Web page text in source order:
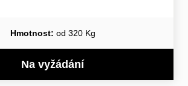
Hmotnost: od 320 Kg
Na vyžádání